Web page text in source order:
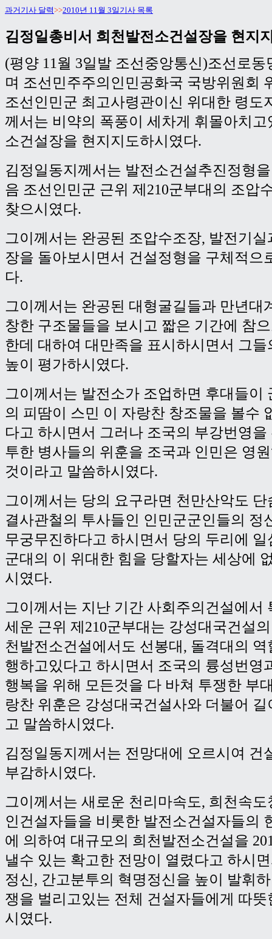
과거기사 달력>>2010년 11월 3일기사 목록
김정일총비서 희천발전소건설장을 현지
(평양 11월 3일발 조선중앙통신)조선로동
며 조선민주주의인민공화국 국방위원회
조선인민군 최고사령관이신 위대한 령도
께서는 비약의 폭풍이 세차게 휘몰아치
소건설장을 현지지도하시였다.
김정일동지께서는 발전소건설추진정형
음 조선인민군 근위 제210군부대의 조압
찾으시였다.
그이께서는 완공된 조압수조장, 발전기
장을 돌아보시면서 건설정형을 구체적으
다.
그이께서는 완공된 대형굴길들과 만년대
창한 구조물들을 보시고 짧은 기간에 참
한데 대하여 대만족을 표시하시면서 그
높이 평가하시였다.
그이께서는 발전소가 조업하면 후대들이
의 피땀이 스민 이 자랑찬 창조물을 볼수
다고 하시면서 그러나 조국의 부강번영
투한 병사들의 위훈을 조국과 인민은 영
것이라고 말씀하시였다.
그이께서는 당의 요구라면 천만산악도
결사관철의 투사들인 인민군군인들의 정
무궁무진하다고 하시면서 당의 두리에
군대의 이 위대한 힘을 당할자는 세상에
시였다.
그이께서는 지난 기간 사회주의건설에서
세운 근위 제210군부대는 강성대국건설
천발전소건설에서도 선봉대, 돌격대의
행하고있다고 하시면서 조국의 륭성번영
행복을 위해 모든것을 다 바쳐 투쟁한 부
랑찬 위훈은 강성대국건설사와 더불어
고 말씀하시였다.
김정일동지께서는 전망대에 오르시여 건
부감하시였다.
그이께서는 새로운 천리마속도, 희천속
인건설자들을 비롯한 발전소건설자들의
에 의하여 대규모의 희천발전소건설을
낼수 있는 확고한 전망이 열렸다고 하시
정신, 간고분투의 혁명정신을 높이 발휘
쟁을 벌리고있는 전체 건설자들에게 따
시였다.